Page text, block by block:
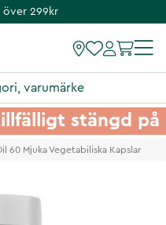
över 299kr
stängd
60 Mjuka Vegetabiliska Kapslar